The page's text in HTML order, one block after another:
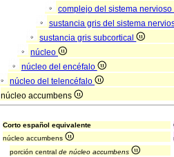
complejo del sistema
sustancia gris del sistema
sustancia gris subcortical
núcleo
núcleo del encéfalo
núcleo del telencéfalo
núcleo accumbens
Corto español equivalente
núcleo accumbens
porción central de núcleo accumbens